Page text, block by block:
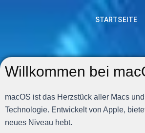
STARTSEITE
Willkommen bei
macOS ist das Herzstück aller Macs
Technologie. Entwickelt von Apple,
neues Niveau hebt.